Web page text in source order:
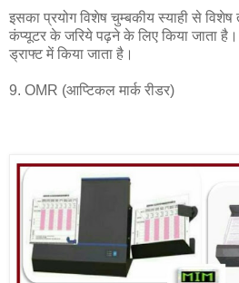
इसका प्रयोग विशेष चुम्बकीय स्याही से
कंप्यूटर के जरिये पढ़ने के लिए किया जाता है।
ड्राफ्ट में किया जाता है।
9. OMR (आप्टिकल मार्क रीडर)